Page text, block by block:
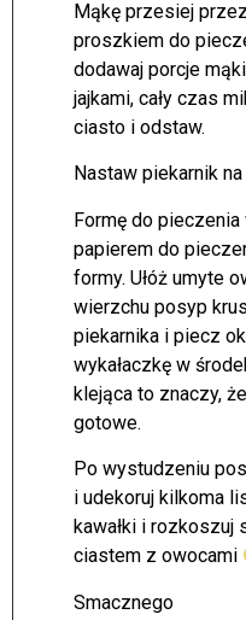
Mąkę przesiej
proszkiem do
dodawaj porcje
jajkami, cały czas
ciasto i odstaw.
Nastaw piekarnik
Formę do pieczenia
papierem do
formy. Ułóż umyte
wierzchu posyp
piekarnika i piecz
wykałaczkę w
klejąca to znaczy,
gotowe.
Po wystudzeniu
i udekoruj kilkoma
kawałki i
ciastem z owocami
Smacznego